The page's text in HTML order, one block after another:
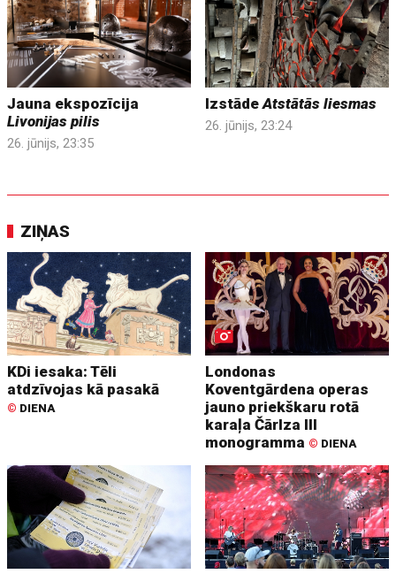
Jauna ekspozīcija
Livonijas pilis
26. jūnijs, 23:35
IzstādeAtstātās liesmas
26. jūnijs, 23:24
ZIŅAS
KDi iesaka: Tēli
atdzīvojas kā pasakā
© DIENA
Londonas
Koventgārdena operas
jauno priekškaru rotā
karaļa Čārlza III
monogramma © DIENA